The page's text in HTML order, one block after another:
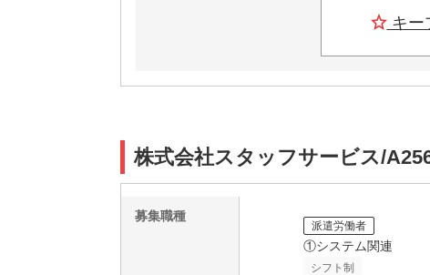
キー
株式会社スタッフサービス/
募集職種
派遣労働者
①システム関連
シフト制